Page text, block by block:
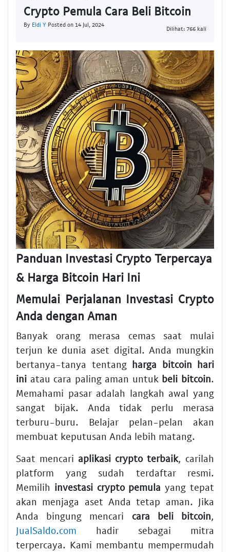
Crypto Pemula Cara Beli Bitcoin
By Eldi Y Posted on 14 Jul, 2024
Dilihat: 766 kali
Panduan Investasi Crypto Terpercaya
& Harga Bitcoin Hari Ini
Memulai Perjalanan Investasi Crypto
Anda dengan Aman
Banyak orang merasa cemas saat mulai
terjun ke dunia aset digital. Anda mungkin
bertanya-tanya tentang harga bitcoin hari
ini atau cara paling aman untuk beli bitcoin.
Memahami pasar adalah langkah awal yang
sangat bijak. Anda tidak perlu merasa
terburu-buru. Belajar pelan-pelan akan
membuat keputusan Anda lebih matang.
Saat mencari aplikasi crypto terbaik, carilah
platform yang sudah terdaftar resmi.
Memilih investasi crypto pemula yang tepat
akan menjaga aset Anda tetap aman. Jika
Anda bingung mencari cara beli bitcoin,
JualSaldo.com hadir sebagai mitra
terpercaya. Kami membantu mempermudah